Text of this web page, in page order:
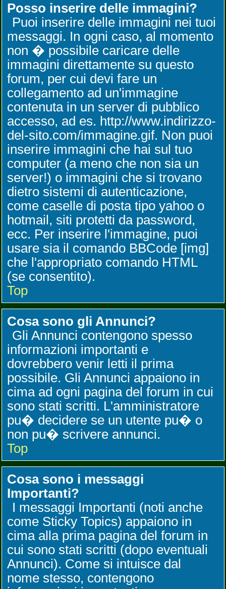
Posso inserire delle immagini?
Puoi inserire delle immagini nei tuoi
messaggi. In ogni caso, al momento
non � possibile caricare delle
immagini direttamente su questo
forum, per cui devi fare un
collegamento ad un'immagine
contenuta in un server di pubblico
accesso, ad es. http://www.indirizzo-
del-sito.com/immagine.gif. Non puoi
inserire immagini che hai sul tuo
computer (a meno che non sia un
server!) o immagini che si trovano
dietro sistemi di autenticazione,
come caselle di posta tipo yahoo o
hotmail, siti protetti da password,
ecc. Per inserire l'immagine, puoi
usare sia il comando BBCode [img]
che l'appropriato comando HTML
(se consentito).
Top
Cosa sono gli Annunci?
Gli Annunci contengono spesso
informazioni importanti e
dovrebbero venir letti il prima
possibile. Gli Annunci appaiono in
cima ad ogni pagina del forum in cui
sono stati scritti. L'amministratore
pu� decidere se un utente pu� o
non pu� scrivere annunci.
Top
Cosa sono i messaggi
Importanti?
I messaggi Importanti (noti anche
come Sticky Topics) appaiono in
cima alla prima pagina del forum in
cui sono stati scritti (dopo eventuali
Annunci). Come si intuisce dal
nome stesso, contengono